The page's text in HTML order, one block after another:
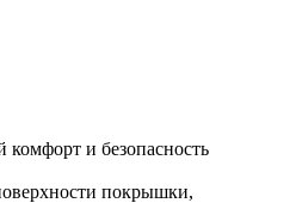
и безопасность
покрышки,